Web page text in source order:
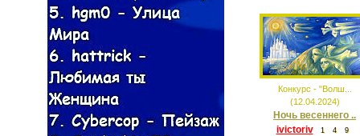
Конкурс - "Волш...
(12.04.2024)
Ночь весеннего ..
ivictoriv
1 4 9